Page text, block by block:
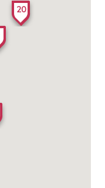
20